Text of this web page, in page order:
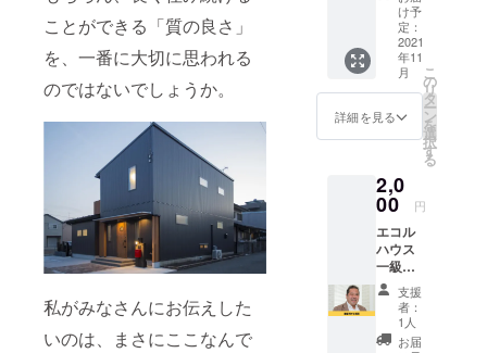
ことができる「質の良さ」
を、一番に大切に思われる
のではないでしょうか。
私がみなさんにお伝えした
いのは、まさにここなんで
責任者とし
て携
わる。
2009年5月独
立
究極のバリ
宅、平屋の
木造住宅を
専門に施工
しようと
「ひら木」
を開
業。最初の
れる
「杉崎
茂夫の
家づく
りにか
ける想
いを伝
える
本」を
しま
す。 30
ページ
ほどな
ので、
時間を
かけず
に読ん
でいた
だけま
け予
定：
2021
年11
月
詳細を見る
こ
の
リ
タ
ー
ン
を
選
択
す
る
2,0
00 円
エコル
ハウス
一級建
築士事
務所の
杉崎茂
夫に建
支援
者：
1人
お届